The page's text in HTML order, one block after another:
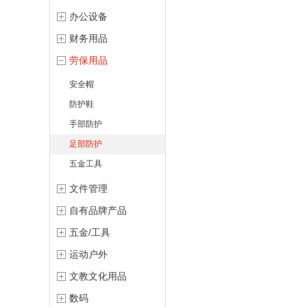
办公设备
财务用品
劳保用品
安全帽
防护鞋
手部防护
足部防护
五金工具
文件管理
自有品牌产品
五金/工具
运动户外
文教文化用品
数码